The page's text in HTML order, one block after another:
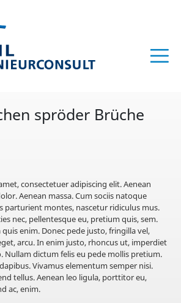
spröder Brüche
consectetuer adipiscing elit. Aenean
Aenean massa. Cum sociis natoque
parturient montes, nascetur ridiculus mus.
nec, pellentesque eu, pretium quis, sem.
enim. Donec pede justo, fringilla vel,
arcu. In enim justo, rhoncus ut, imperdiet
Nullam dictum felis eu pede mollis pretium.
Vivamus elementum semper nisi.
tellus. Aenean leo ligula, porttitor eu,
ac, enim.